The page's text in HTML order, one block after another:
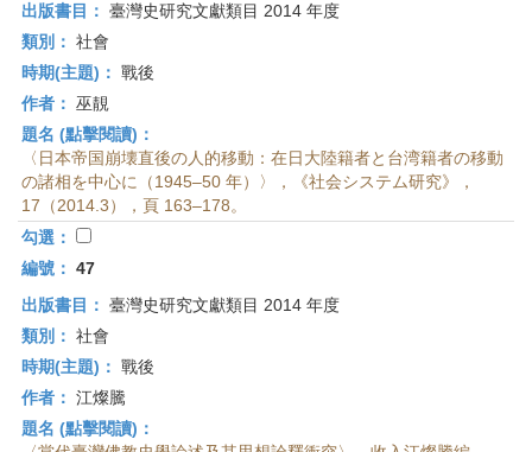
出版書目： 臺灣史研究文獻類目 2014 年度
類別： 社會
時期(主題)： 戰後
作者： 巫靚
題名 (點擊閱讀)：
〈日本帝国崩壊直後の人的移動：在日大陸籍者と台湾籍者の移動
の諸相を中心に（1945–50 年）〉，《社会システム研究》，
17（2014.3），頁 163–178。
勾選：
編號： 47
出版書目： 臺灣史研究文獻類目 2014 年度
類別： 社會
時期(主題)： 戰後
作者： 江燦騰
題名 (點擊閱讀)：